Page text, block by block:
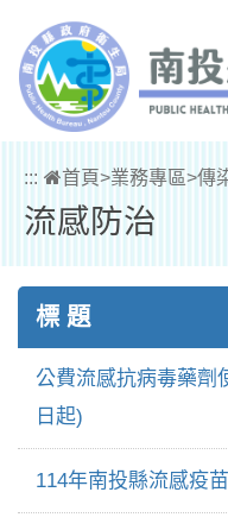
::: 首頁>業務專區>傳
流感防治
標 題
公費流感抗病毒藥劑
日起)
114年南投縣流感疫